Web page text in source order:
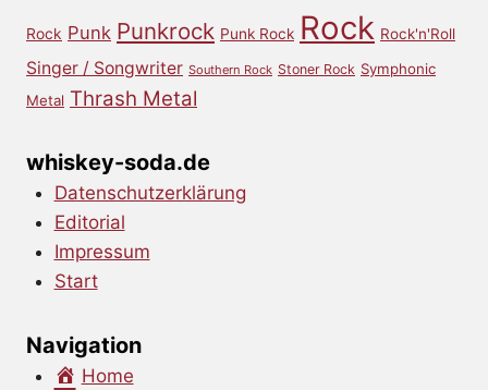
Rock Punk Punkrock Punk Rock Rock Rock'n'Roll
Singer / Songwriter Southern Rock Stoner Rock Symphonic
Metal Thrash Metal
whiskey-soda.de
Datenschutzerklärung
Editorial
Impressum
Start
Navigation
Home